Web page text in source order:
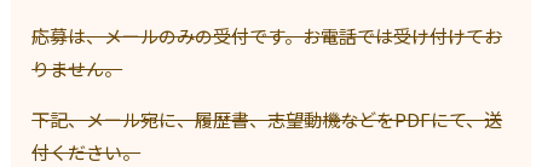
応募は、メールのみの受付です。お電話では受け付けてお
りません。
下記、メール宛に、履歴書、志望動機などをPDFにて、送
付ください。